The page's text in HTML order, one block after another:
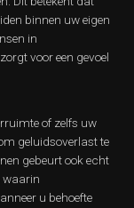
binnen uw eigen
in
voor een gevoel
of zelfs uw
geluidsoverlast te
gebeurt ook echt
waarin
u behoefte